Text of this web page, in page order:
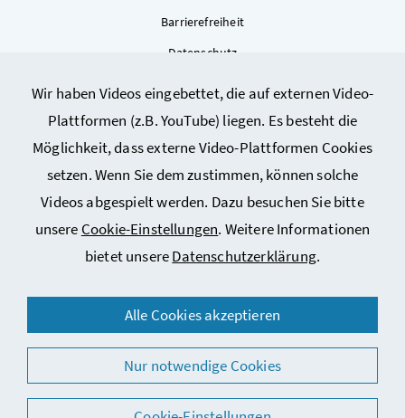
Wir haben Videos eingebettet, die auf externen Video-
Plattformen (z.B. YouTube) liegen. Es besteht die
Möglichkeit, dass externe Video-Plattformen Cookies
setzen. Wenn Sie dem zustimmen, können solche
Videos abgespielt werden. Dazu besuchen Sie bitte
unsere Cookie-Einstellungen. Weitere Informationen
bietet unsereDatenschutzerklärung.
Alle Cookies akzeptieren
Nur notwendige Cookies
Barrierefreiheit
Datenschutz
Sitemap
Cookie-Einstellungen
© 2026 Bundesministerium für Arbeit, Soziales, Gesundheit,
Pflege und Konsumentenschutz